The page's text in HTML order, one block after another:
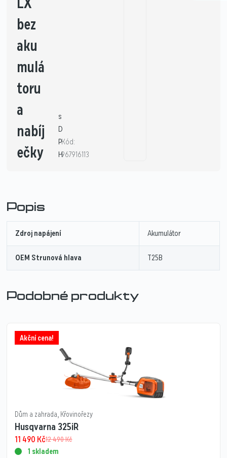
bez
aku
mulá
toru
a
nabíj
ečky
s
D
P
H
Kód:
967916113
Popis
Zdroj napájení Akumulátor
OEM Strunová hlava T25B
Podobné produkty
Akční cena!
Dům a zahrada, Křovinořezy
Husqvarna 325iR​
12 490Kč
11 490 Kč
1 skladem